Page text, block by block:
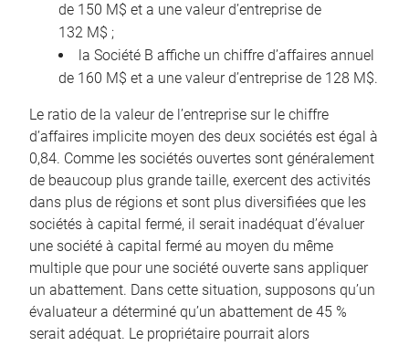
de 150 M$ et a une valeur d’entreprise de
132 M$ ;
la Société B affiche un chiffre d’affaires annuel
de 160 M$ et a une valeur d’entreprise de 128 M$.
Le ratio de la valeur de l’entreprise sur le chiffre
d’affaires implicite moyen des deux sociétés est égal à
0,84. Comme les sociétés ouvertes sont généralement
de beaucoup plus grande taille, exercent des activités
dans plus de régions et sont plus diversifiées que les
sociétés à capital fermé, il serait inadéquat d’évaluer
une société à capital fermé au moyen du même
multiple que pour une société ouverte sans appliquer
un abattement. Dans cette situation, supposons qu’un
évaluateur a déterminé qu’un abattement de 45 %
serait adéquat. Le propriétaire pourrait alors